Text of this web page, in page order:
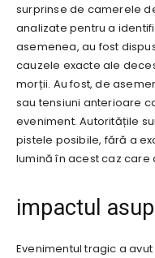
surprinse de camerele
analizate pentru a
asemenea, au fost
cauzele exacte ale
morții. Au fost, de
sau tensiuni anterioare
eveniment. Autoritățile
pistele posibile, fără a
lumină în acest caz
impactul
Evenimentul tragic a